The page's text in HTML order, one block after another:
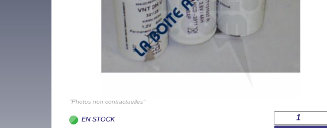
"Photos non contractuelles"
EN STOCK